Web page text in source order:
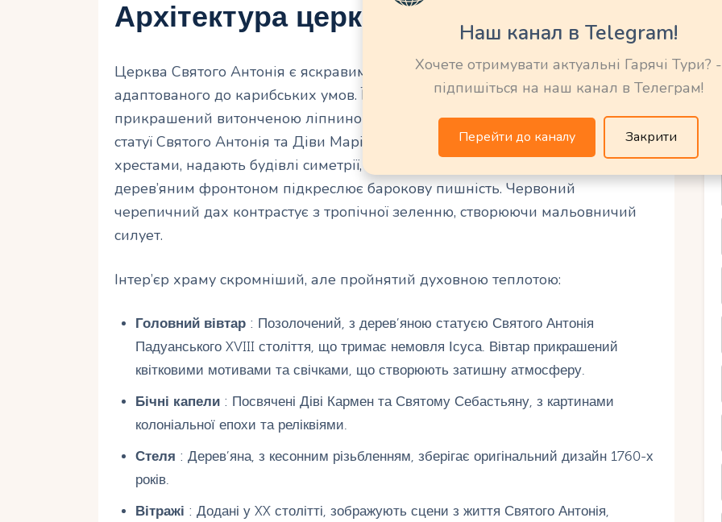
Архітектура церкви
Церква Святого Антонія є яскравим прикладом колоніального бароко,
адаптованого до карибських умов. Її фасад, пофарбований у білий колір,
прикрашений витонченою ліпниною та арочними нішами, в яких стоять
статуї Святого Антонія та Діви Марії. Дві невисокі дзвіниці, увінчані
хрестами, надають будівлі симетрії, а центральний портал з різьбленим
дерев’яним фронтоном підкреслює барокову пишність. Червоний
черепичний дах контрастує з тропічної зеленню, створюючи мальовничий
силует.
Інтер’єр храму скромніший, але пройнятий духовною теплотою:
Головний вівтар: Позолочений, з дерев’яною статуєю Святого Антонія
Падуанського XVIII століття, що тримає немовля Ісуса. Вівтар прикрашений
квітковими мотивами та свічками, що створюють затишну атмосферу.
Бічні капели: Посвячені Діві Кармен та Святому Себастьяну, з картинами
колоніальної епохи та реліквіями.
Стеля : Дерев’яна, з кесонним різьбленням, зберігає оригінальний дизайн 1760-х
років.
Вітражі : Додані у XX столітті, зображують сцени з життя Святого Антонія,
Наш канал в Telegram!
Хочете отримувати актуальні Гарячі Тури? -
підпишіться на наш канал в Телеграм!
Перейти до каналу Закрити